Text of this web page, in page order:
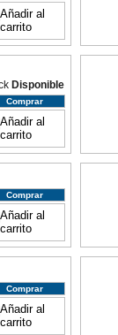
Disponible
Comprar
Comprar
Comprar